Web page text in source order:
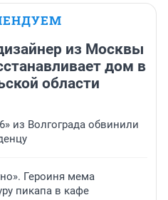
из Москвы
дом в
области
из Волгограда обвинили
Героиня мема
пикапа в кафе